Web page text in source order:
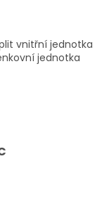
vnitřní jednotka
jednotka